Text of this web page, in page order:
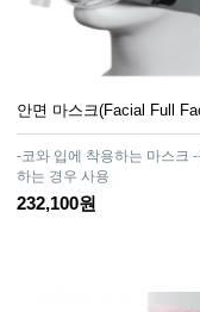
안면 마스크(Facial Full
-코와 입에 착용하는 마스크
하는 경우 사용
232,100원